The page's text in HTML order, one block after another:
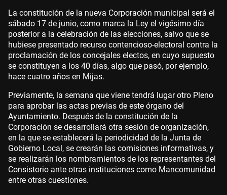
La constitución de la nueva Corporación municipal será el
sábado 17 de junio, como marca la Ley el vigésimo día
posterior a la celebración de las elecciones, salvo que se
hubiese presentado recurso contencioso-electoral contra la
proclamación de los concejales electos, en cuyo supuesto
se constituyen a los 40 días, algo que pasó, por ejemplo,
hace cuatro años en Mijas.
Previamente, la semana que viene tendrá lugar otro Pleno
para aprobar las actas previas de este órgano del
Ayuntamiento. Después de la constitución de la
Corporación se desarrollará otra sesión de organización,
en la que se establecerá la periodicidad de la Junta de
Gobierno Local, se crearán las comisiones informativas, y
se realizarán los nombramientos de los representantes del
Consistorio ante otras instituciones como Mancomunidad
entre otras cuestiones.